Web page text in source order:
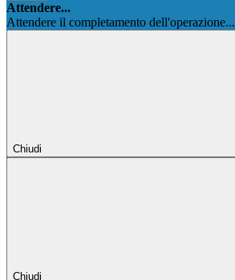
Attendere...
Attendere il completamento dell'operazione...
Chiudi
Chiudi